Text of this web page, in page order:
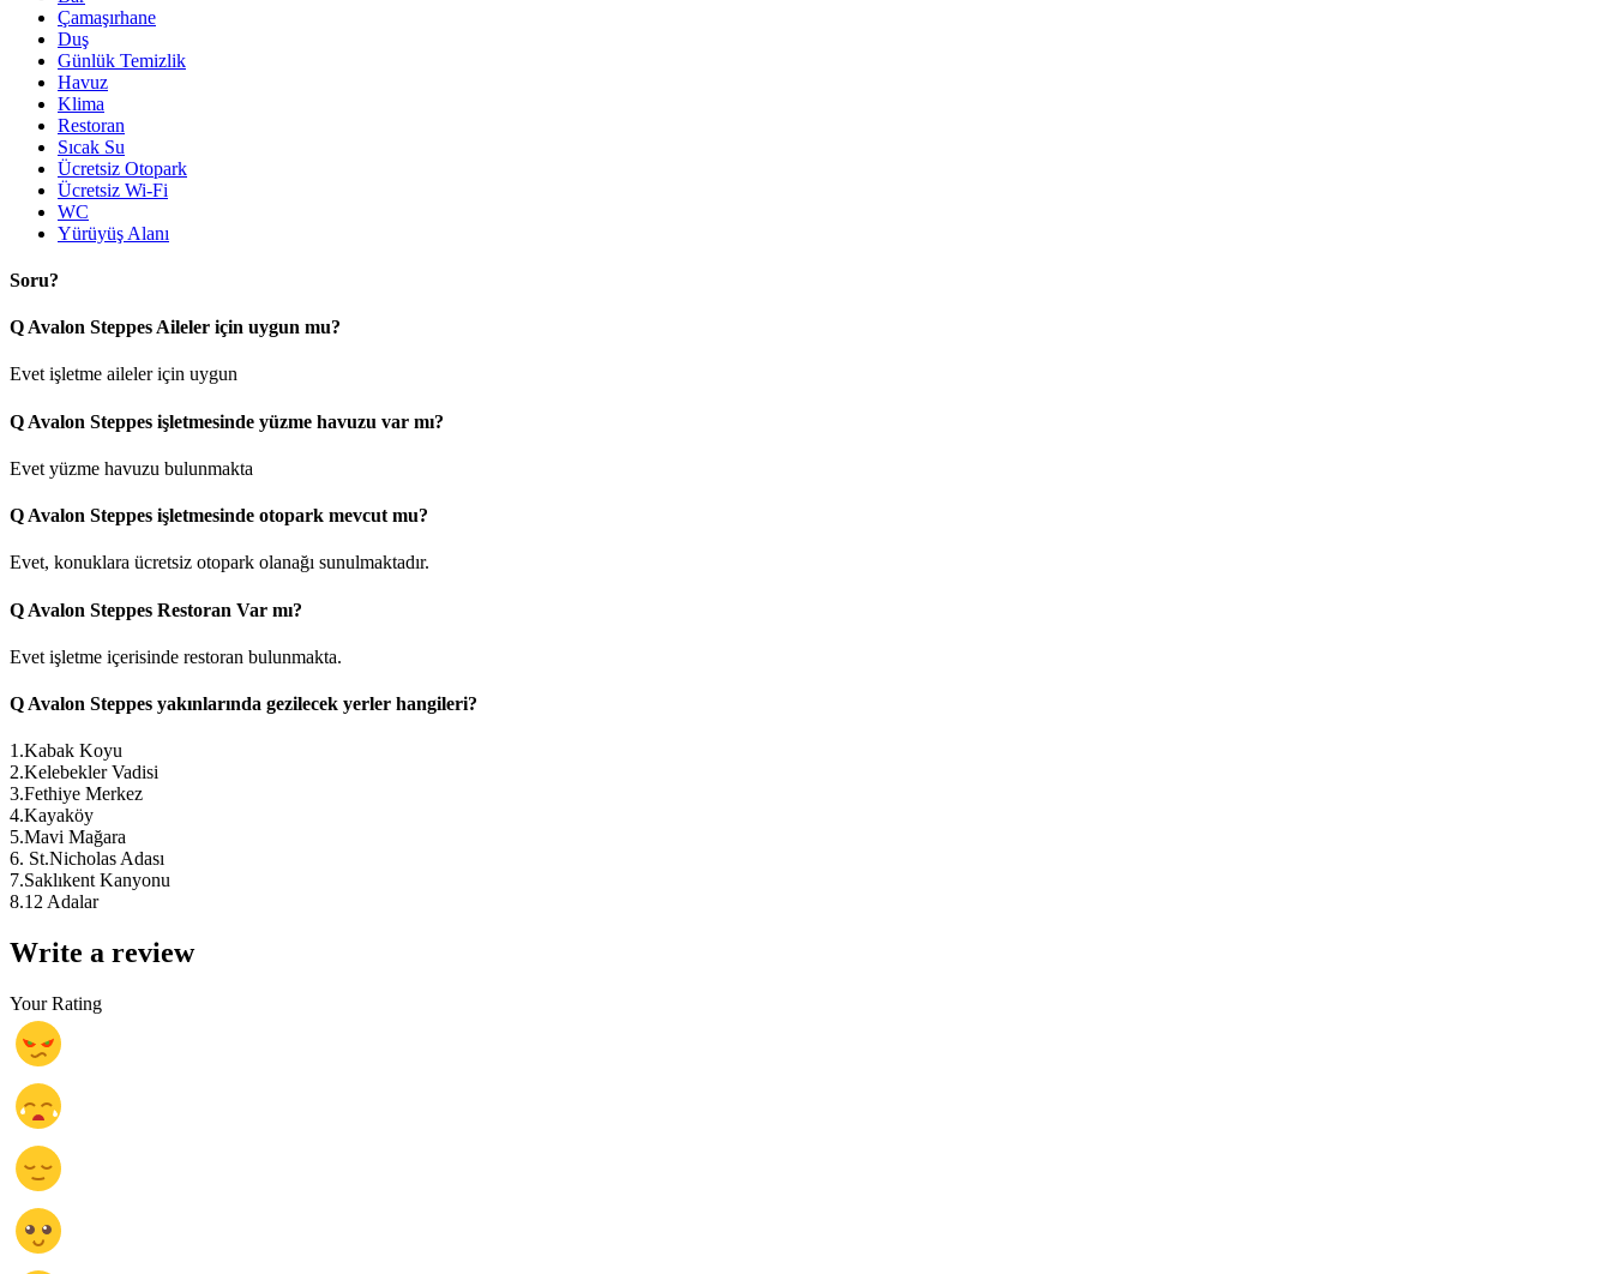
Çamaşırhane
Duş
Günlük Temizlik
Havuz
Klima
Restoran
Sıcak Su
Ücretsiz Otopark
Ücretsiz Wi-Fi
WC
Yürüyüş Alanı
Soru?
Q Avalon Steppes Aileler için uygun mu?
Evet işletme aileler için uygun
Q Avalon Steppes işletmesinde yüzme havuzu var mı?
Evet yüzme havuzu bulunmakta
Q Avalon Steppes işletmesinde otopark mevcut mu?
Evet, konuklara ücretsiz otopark olanağı sunulmaktadır.
Q Avalon Steppes Restoran Var mı?
Evet işletme içerisinde restoran bulunmakta.
Q Avalon Steppes yakınlarında gezilecek yerler hangileri?
1.Kabak Koyu
2.Kelebekler Vadisi
3.Fethiye Merkez
4.Kayaköy
5.Mavi Mağara
6. St.Nicholas Adası
7.Saklıkent Kanyonu
8.12 Adalar
Write a review
Your Rating